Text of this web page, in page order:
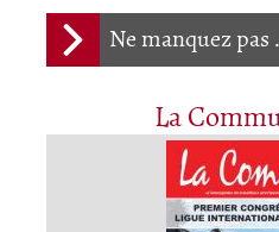
Ne manquez pas
La